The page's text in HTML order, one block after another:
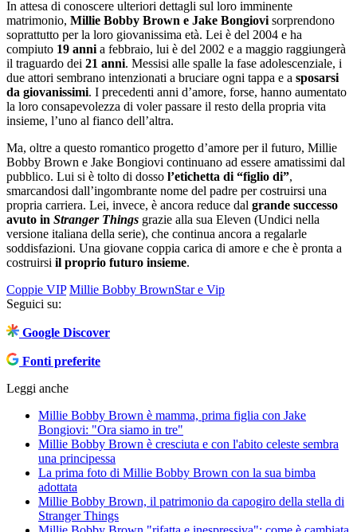
In attesa di conoscere ulteriori dettagli sul loro imminente
matrimonio, Millie Bobby Brown e Jake Bongiovi sorprendono
soprattutto per la loro giovanissima età. Lei è del 2004 e ha
compiuto 19 anni a febbraio, lui è del 2002 e a maggio raggiungerà
il traguardo dei 21 anni. Messisi alle spalle la fase adolescenziale, i
due attori sembrano intenzionati a bruciare ogni tappa e a sposarsi
da giovanissimi. I precedenti anni d’amore, forse, hanno aumentato
la loro consapevolezza di voler passare il resto della propria vita
insieme, l’uno al fianco dell’altra.
Ma, oltre a questo romantico progetto d’amore per il futuro, Millie
Bobby Brown e Jake Bongiovi continuano ad essere amatissimi dal
pubblico. Lui si è tolto di dosso l’etichetta di “figlio di”,
smarcandosi dall’ingombrante nome del padre per costruirsi una
propria carriera. Lei, invece, è ancora reduce dal grande successo
avuto in Stranger Things grazie alla sua Eleven (Undici nella
versione italiana della serie), che continua ancora a regalarle
soddisfazioni. Una giovane coppia carica di amore e che è pronta a
costruirsi il proprio futuro insieme.
Coppie VIP Millie Bobby BrownStar e Vip
Seguici su:
Google Discover
Fonti preferite
Leggi anche
Millie Bobby Brown è mamma, prima figlia con Jake
Bongiovi: "Ora siamo in tre"
Millie Bobby Brown è cresciuta e con l'abito celeste sembra
una principessa
La prima foto di Millie Bobby Brown con la sua bimba
adottata
Millie Bobby Brown, il patrimonio da capogiro della stella di
Stranger Things